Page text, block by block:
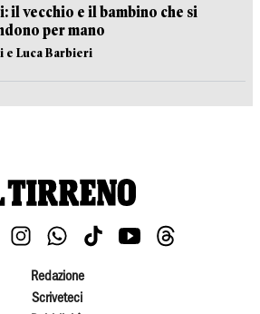
il vecchio e il bambino che si
per mano
e Luca Barbieri
Redazione
Scriveteci